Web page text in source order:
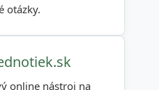
otázky.
online nástroj na